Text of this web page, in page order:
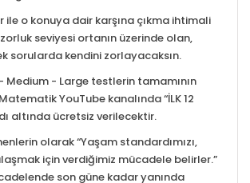
ile o konuya dair karşına çıkma ihtimali
seviyesi ortanın üzerinde olan,
sorularda kendini zorlayacaksın.
Medium - Large testlerin tamamının
YouTube kanalında “İLK 12
altında ücretsiz verilecektir.
olarak “Yaşam standardımızı,
için verdiğimiz mücadele belirler.”
son güne kadar yanında